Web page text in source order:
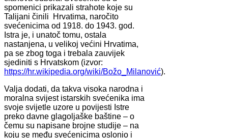
spomenici prikazali strahote koje su
Talijani činili Hrvatima, naročito
svećenicima od 1918. do 1943. god.
Istra je, i unatoč tomu, ostala
nastanjena, u velikoj većini Hrvatima,
pa se zbog toga i trebala zauvijek
sjediniti s Hrvatskom (izvor:
https://hr.wikipedia.org/wiki/Božo_Milanović).
Valja dodati, da takva visoka narodna i
moralna svijest istarskih svećenika ima
svoje svijetle uzore u povijesti Istre
preko davne glagoljaške baštine – o
čemu su napisane brojne studije – na
koju se među svećenicima oslonio i